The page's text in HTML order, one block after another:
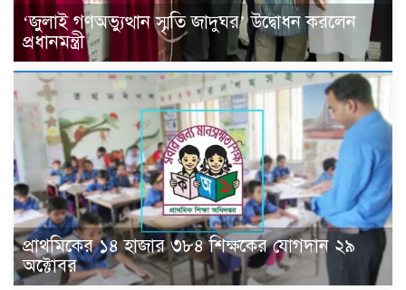
‘জুলাই গণঅভ্যুত্থান স্মৃতি জাদুঘর’ উদ্বোধন করলেন
প্রধানমন্ত্রী
প্রাথমিকের ১৪ হাজার ৩৮৪ শিক্ষকের যোগদান ২৯
অক্টোবর